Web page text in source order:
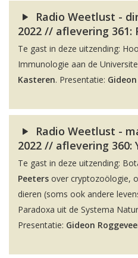
Radio Weetlust -
2022 // aflevering 361:
Te gast in deze uitzending:
Immunologie aan de
Kasteren. Presentatie:
Radio Weetlust -
2022 // aflevering 360:
Te gast in deze uitzending:
Peeters over cryptozoölogie,
dieren (soms ook andere
Paradoxa uit de Systema
Presentatie: Gideon